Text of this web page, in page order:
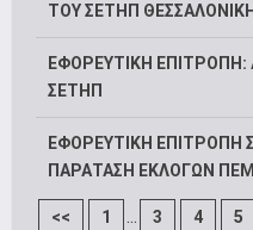
ΤΟΥ ΣΕΤΗΠ
ΕΦΟΡΕΥΤΙΚΗ
ΣΕΤΗΠ
ΕΦΟΡΕΥΤΙΚΗ ΕΠΙΤΡΟΠΗ
ΠΑΡΑΤΑΣΗ ΕΚΛΟΓΩΝ
<< 1 ... 3 4 5